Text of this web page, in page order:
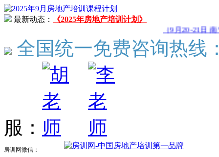
最新动态：
《2025年房地产培训计划》
（9月20-21日 南宁
全国统一免费咨询热线
服：
房训网微信：